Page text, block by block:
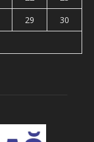
29
30